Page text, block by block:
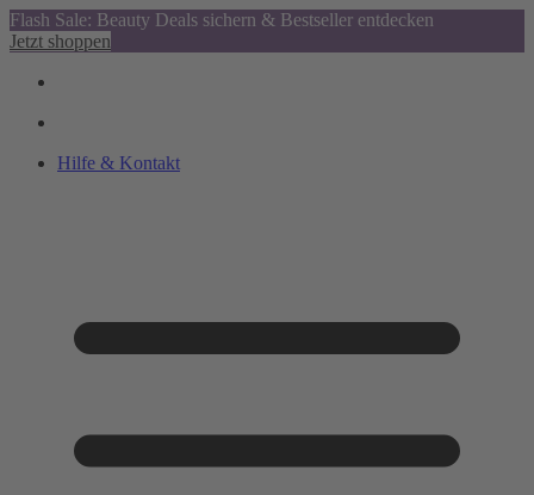
Flash Sale: Beauty Deals sichern & Bestseller entdecken
Jetzt shoppen
Hilfe & Kontakt